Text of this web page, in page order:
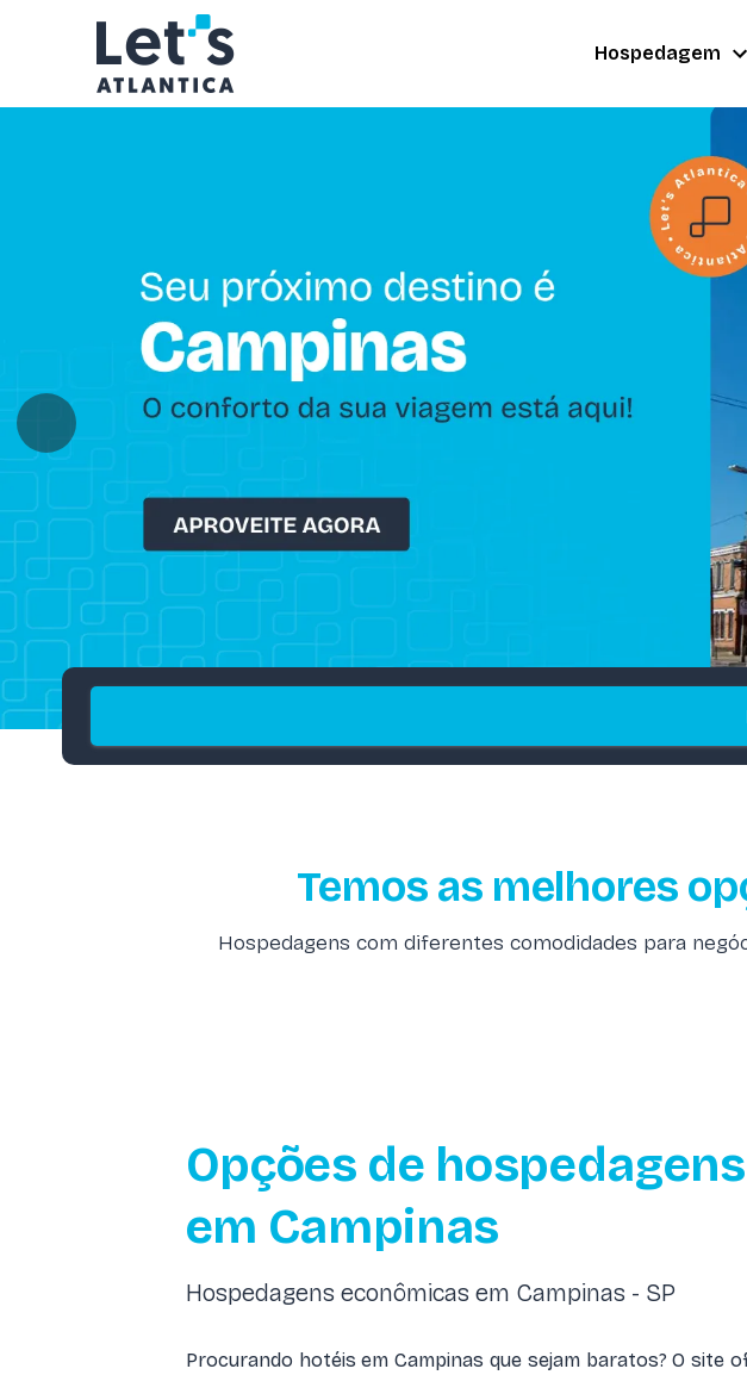
Hospedagem
Temos as melhores
Hospedagens com diferentes comodidades para
Opções de hospedagens
em Campinas
Hospedagens econômicas em Campinas - SP
Procurando hotéis em Campinas que sejam baratos? O site